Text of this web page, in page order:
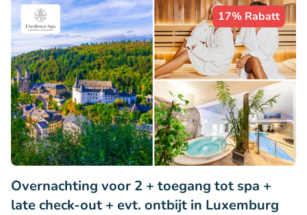
17% Rabatt
Overnachting voor 2 + toegang tot spa +
late check-out + evt. ontbijt in Luxemburg